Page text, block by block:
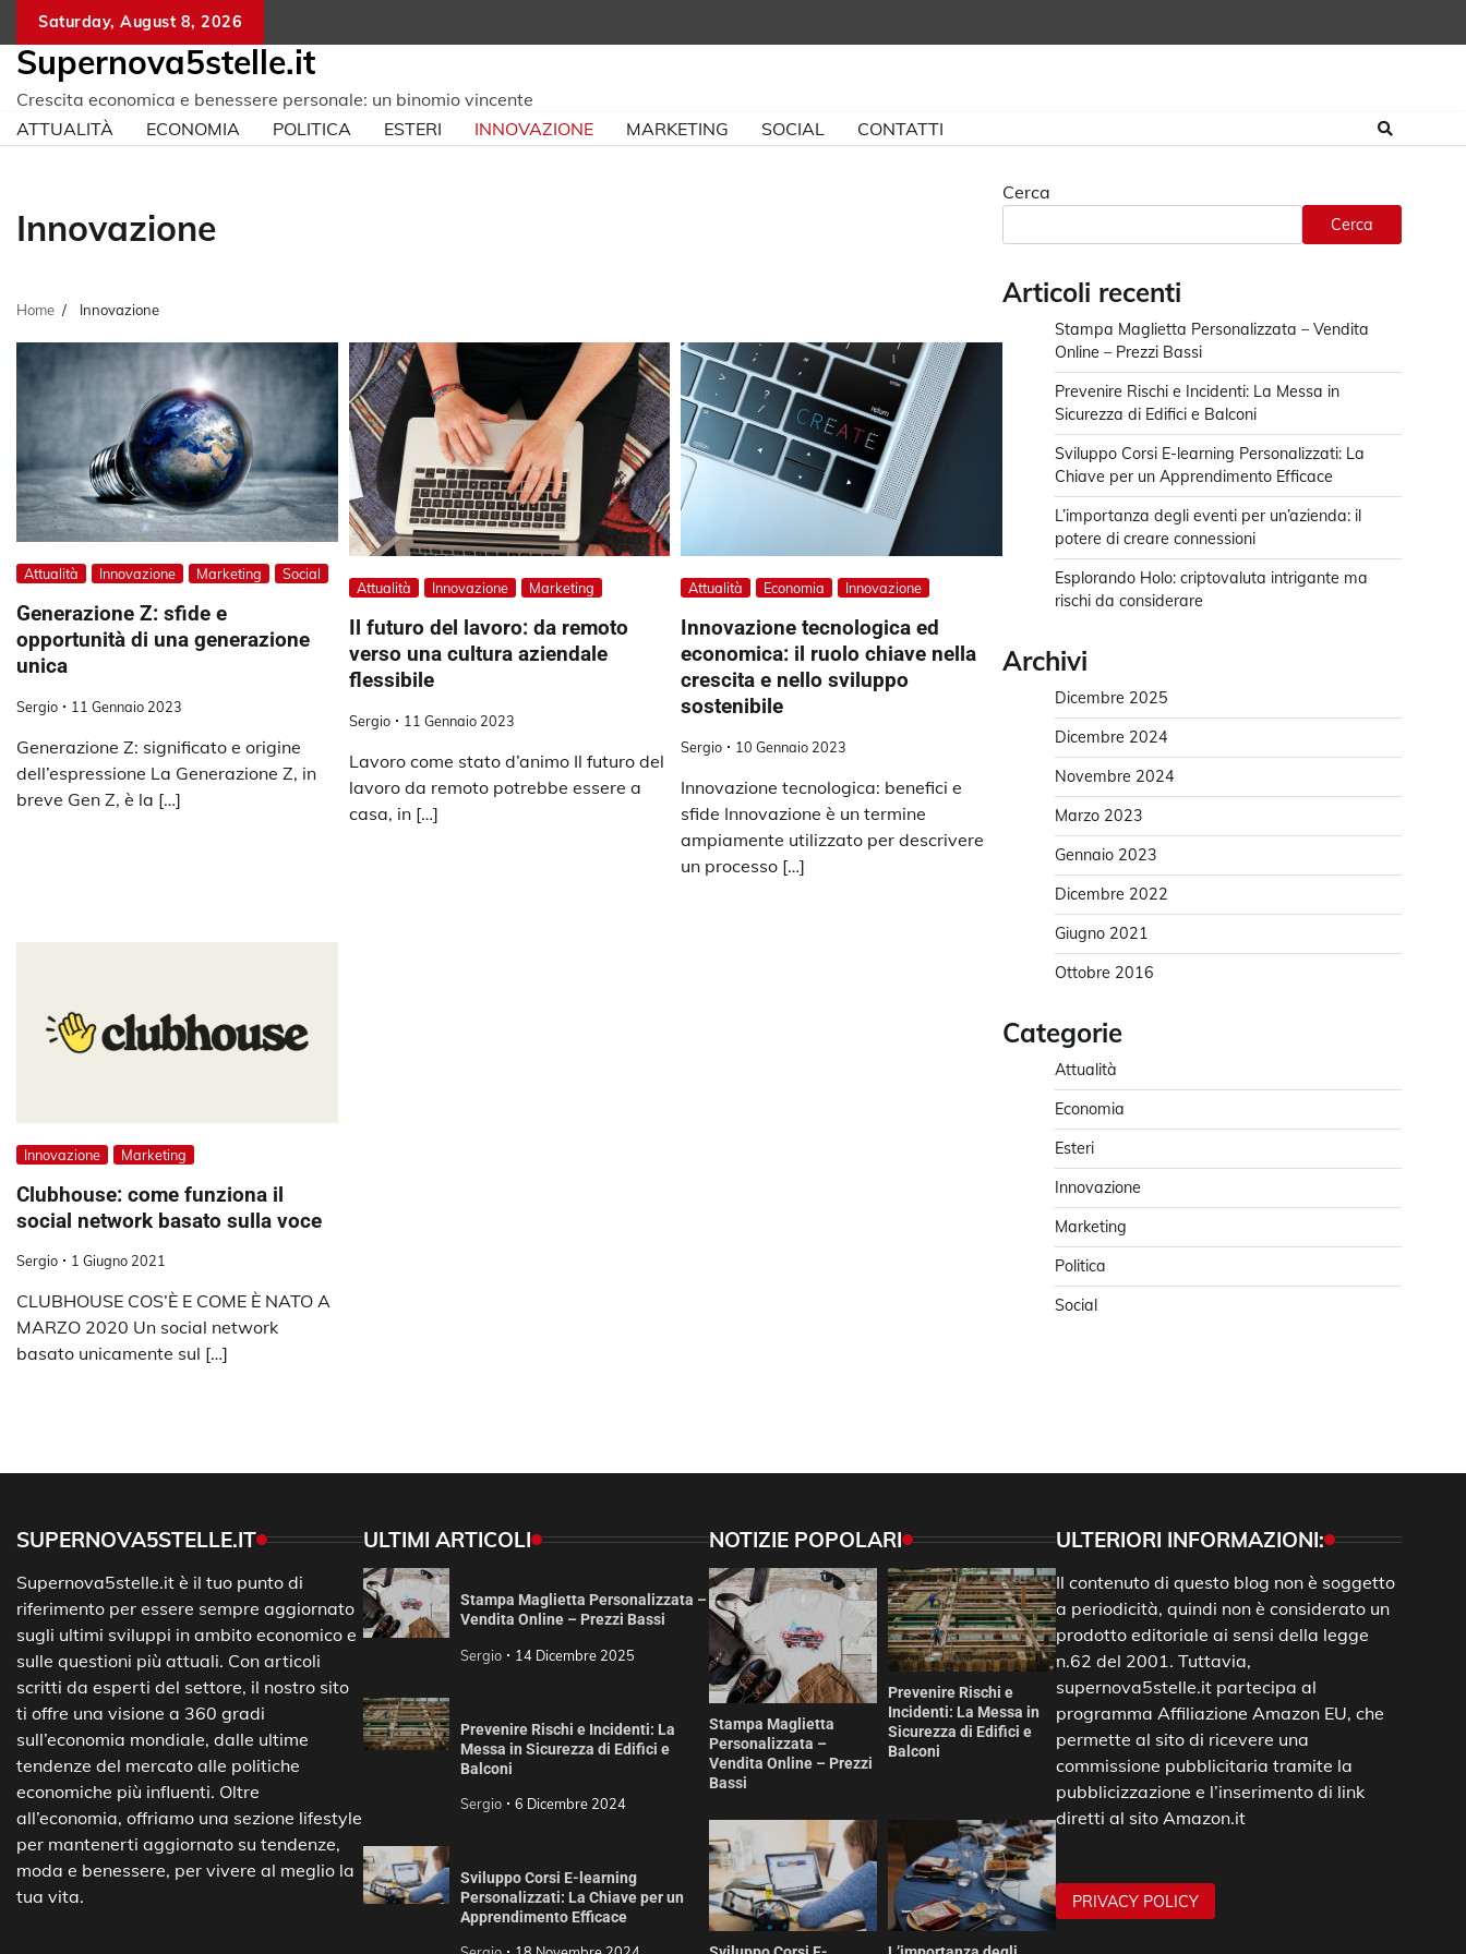
content
Saturday, August 8, 2026
Supernova5stelle.it
Crescita economica e benessere personale: un binomio vincente
ATTUALITÀ
ECONOMIA POLITICA ESTERI INNOVAZIONE MARKETING SOCIAL CONTATTI
Innovazione
Home Innovazione
Attualità Innovazione Marketing Social
Generazione Z: sfide e
opportunità di una generazione
unica
Sergio 11 Gennaio 2023
Generazione Z: significato e origine
dell’espressione La Generazione Z, in
breve Gen Z, è la […]
Attualità Innovazione Marketing
Il futuro del lavoro: da remoto
verso una cultura aziendale
flessibile
Sergio 11 Gennaio 2023
Lavoro come stato d’animo Il futuro del
lavoro da remoto potrebbe essere a
casa, in […]
Attualità Economia Innovazione
Innovazione tecnologica ed
economica: il ruolo chiave nella
crescita e nello sviluppo
sostenibile
Sergio 10 Gennaio 2023
Innovazione tecnologica: benefici e
sfide Innovazione è un termine
ampiamente utilizzato per descrivere
un processo […]
Innovazione Marketing
Clubhouse: come funziona il
social network basato sulla voce
Sergio 1 Giugno 2021
CLUBHOUSE COS’È E COME È NATO A
MARZO 2020 Un social network
basato unicamente sul […]
Cerca
Cerca
Articoli recenti
Stampa Maglietta Personalizzata – Vendita
Online – Prezzi Bassi
Prevenire Rischi e Incidenti: La Messa in
Sicurezza di Edifici e Balconi
Sviluppo Corsi E-learning Personalizzati: La
Chiave per un Apprendimento Efficace
L’importanza degli eventi per un’azienda: il
potere di creare connessioni
Esplorando Holo: criptovaluta intrigante ma
rischi da considerare
Archivi
Dicembre 2025
Dicembre 2024
Novembre 2024
Marzo 2023
Gennaio 2023
Dicembre 2022
Giugno 2021
Ottobre 2016
Categorie
Attualità
Economia
Esteri
Innovazione
Marketing
Politica
Social
SUPERNOVA5STELLE.IT
Supernova5stelle.it è il tuo punto di
riferimento per essere sempre aggiornato
sugli ultimi sviluppi in ambito economico e
sulle questioni più attuali. Con articoli
scritti da esperti del settore, il nostro sito
ti offre una visione a 360 gradi
sull’economia mondiale, dalle ultime
tendenze del mercato alle politiche
economiche più influenti. Oltre
all’economia, offriamo una sezione lifestyle
per mantenerti aggiornato su tendenze,
moda e benessere, per vivere al meglio la
tua vita.
ULTIMI ARTICOLI
Stampa Maglietta Personalizzata –
Vendita Online – Prezzi Bassi
Sergio 14 Dicembre 2025
Prevenire Rischi e Incidenti: La
Messa in Sicurezza di Edifici e
Balconi
Sergio 6 Dicembre 2024
Sviluppo Corsi E-learning
Personalizzati: La Chiave per un
Apprendimento Efficace
NOTIZIE POPOLARI
Stampa Maglietta
Personalizzata –
Vendita Online – Prezzi
Bassi
Prevenire Rischi e
Incidenti: La Messa in
Sicurezza di Edifici e
Balconi
ULTERIORI INFORMAZIONI:
Il contenuto di questo blog non è soggetto
a periodicità, quindi non è considerato un
prodotto editoriale ai sensi della legge
n.62 del 2001. Tuttavia,
supernova5stelle.it partecipa al
programma Affiliazione Amazon EU, che
permette al sito di ricevere una
commissione pubblicitaria tramite la
pubblicizzazione e l’inserimento di link
diretti al sito Amazon.it
PRIVACY POLICY